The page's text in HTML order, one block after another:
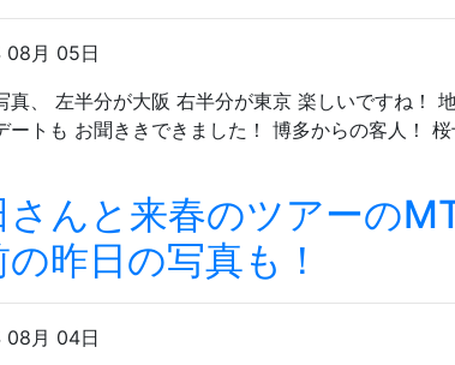
08月 05日
真、 左半分が大阪 右半分が東京 楽しいですね！
ートも お聞ききできました！ 博多からの客人！
さんと来春のツアーの
昨日の写真も！
08月 04日